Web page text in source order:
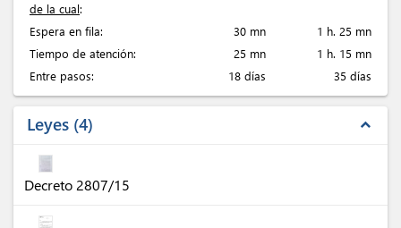
de la cual:
Espera en fila:
30 mn
1 h. 25 mn
Tiempo de atención:
25 mn
1 h. 15 mn
Entre pasos:
18 días 35 días
Leyes 4 expand_less
Decreto 2807/15